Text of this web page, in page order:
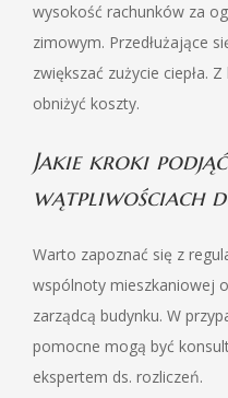
wysokość rachunków za
zimowym. Przedłużające
zwiększać zużycie ciepła.
obniżyć koszty.
Jakie kroki
wątpliwościach
Warto zapoznać się z
wspólnoty mieszkaniowej
zarządcą budynku. W
pomocne mogą być
ekspertem ds. rozliczeń.